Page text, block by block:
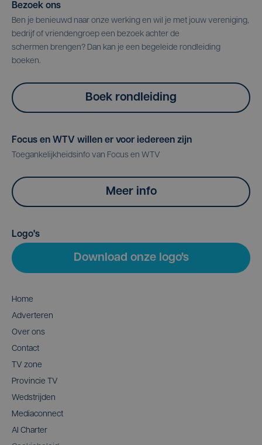
Bezoek ons
Ben je benieuwd naar onze werking en wil je met jouw vereniging,
bedrijf of vriendengroep een bezoek achter de
schermen brengen? Dan kan je een begeleide rondleiding
boeken.
Boek rondleiding
Focus en WTV willen er voor iedereen zijn
Toegankelijkheidsinfo van Focus en WTV
Meer info
Logo's
Download onze logo's
Home
Adverteren
Over ons
Contact
TV zone
Provincie TV
Wedstrijden
Mediaconnect
AI Charter